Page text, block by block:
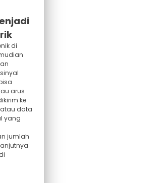
di
arus
ke
data
yang
jumlah